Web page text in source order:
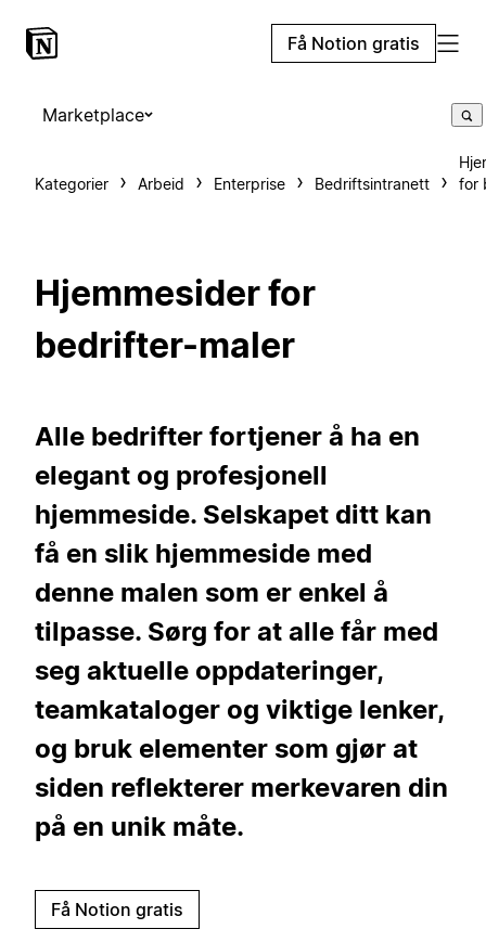
Få Notion gratis
Marketplace
Kategorier Arbeid Enterprise Bedriftsintranett
for
Hjemmesider for
bedrifter-maler
Alle bedrifter fortjener å ha en
elegant og profesjonell
hjemmeside. Selskapet ditt kan
få en slik hjemmeside med
denne malen som er enkel å
tilpasse. Sørg for at alle får med
seg aktuelle oppdateringer,
teamkataloger og viktige lenker,
og bruk elementer som gjør at
siden reflekterer merkevaren din
på en unik måte.
Få Notion gratis